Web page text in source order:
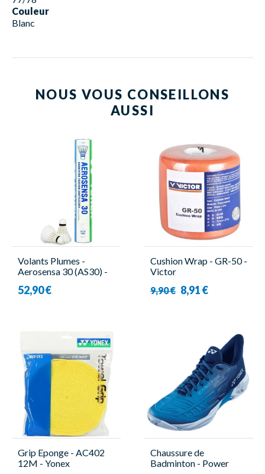
Couleur
Blanc
NOUS VOUS CONSEILLONS
AUSSI
Volants Plumes -
Aerosensa 30 (AS30) -
52,90 €
Cushion Wrap - GR-50 -
Victor
9,90 € 8,91 €
Grip Eponge - AC402
12M - Yonex
Chaussure de
Badminton - Power